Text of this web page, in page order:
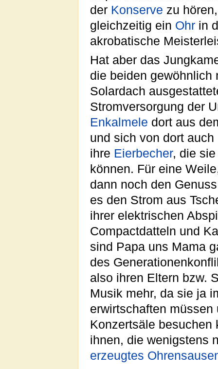
der Konserve zu
gleichzeitig ein Ohr in
akrobatische
Hat aber das
die beiden gewöhnlich
Solardach
Stromversorgung der
Enkalmele dort aus
und sich von dort
ihre Eierbecher, die
können. Für eine
dann noch den
es den Strom aus
ihrer elektrischen
Compactdatteln und
sind Papa uns Mama
des
also ihren Eltern bzw.
Musik mehr, da sie ja
erwirtschaften
Konzertsäle besuchen
ihnen, die wenigstens
erzeugtes